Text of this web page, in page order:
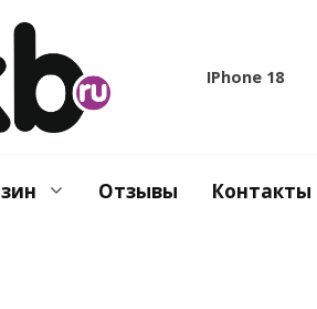
IPhone 18
Отзывы Контакты